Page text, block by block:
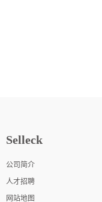
Selleck
公司简介
人才招聘
网站地图